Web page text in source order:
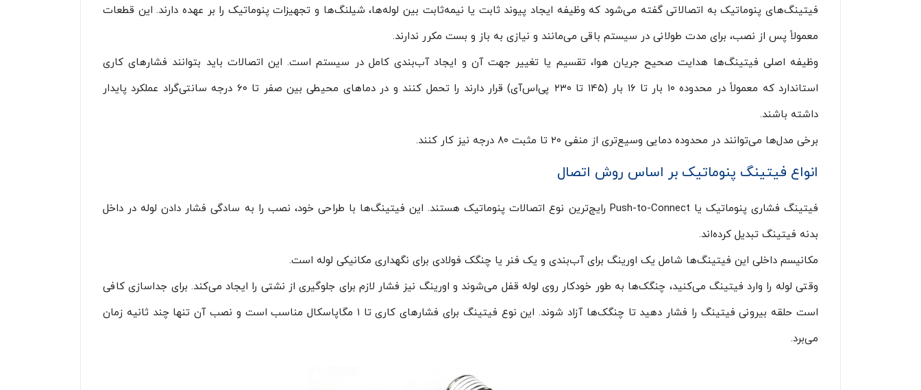
فیتینگ‌های پنوماتیک به اتصالاتی گفته می‌شود که وظیفه ایجاد پیوند ثابت یا نیمه‌ثابت بین لوله‌ها، شیلنگ‌ها و تجهیزات پنوماتیک را بر عهده دارند. این قطعات
معمولاً پس از نصب، برای مدت طولانی در سیستم باقی می‌مانند و نیازی به باز و بست مکرر ندارند.
وظیفه اصلی فیتینگ‌ها هدایت صحیح جریان هوا، تقسیم یا تغییر جهت آن و ایجاد آب‌بندی کامل در سیستم است. این اتصالات باید بتوانند فشارهای کاری
استاندارد که معمولاً در محدوده ۱۰ بار تا ۱۶ بار (۱۴۵ تا ۲۳۰ پی‌اس‌آی) قرار دارند را تحمل کنند و در دماهای محیطی بین صفر تا ۶۰ درجه سانتی‌گراد عملکرد پایدار
داشته باشند.
برخی مدل‌ها می‌توانند در محدوده دمایی وسیع‌تری از منفی ۲۰ تا مثبت ۸۰ درجه نیز کار کنند.
انواع فیتینگ پنوماتیک بر اساس روش اتصال
فیتینگ‌ فشاری پنوماتیک یا Push-to-Connect رایج‌ترین نوع اتصالات پنوماتیک هستند. این فیتینگ‌ها با طراحی خود، نصب را به سادگی فشار دادن لوله در داخل
بدنه فیتینگ تبدیل کرده‌اند.
مکانیسم داخلی این فیتینگ‌ها شامل یک اورینگ برای آب‌بندی و یک فنر یا چنگک فولادی برای نگهداری مکانیکی لوله است.
وقتی لوله را وارد فیتینگ می‌کنید، چنگک‌ها به طور خودکار روی لوله قفل می‌شوند و اورینگ نیز فشار لازم برای جلوگیری از نشتی را ایجاد می‌کند. برای جداسازی کافی
است حلقه بیرونی فیتینگ را فشار دهید تا چنگک‌ها آزاد شوند. این نوع فیتینگ برای فشارهای کاری تا ۱ مگاپاسکال مناسب است و نصب آن تنها چند ثانیه زمان
می‌برد.